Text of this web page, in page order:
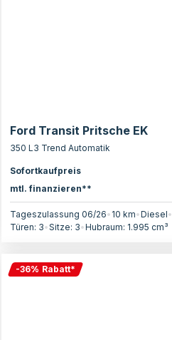
Ford Transit Pritsche EK
350 L3 Trend Automatik
Sofortkaufpreis
mtl. finanzieren**
Tageszulassung 06/26• 10 km•Diesel•
Türen: 3•Sitze: 3•Hubraum: 1.995 cm³
-36% Rabatt*